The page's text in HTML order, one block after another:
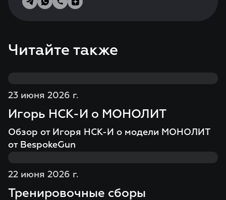
Читайте также
23 июня 2026 г.
Игорь НСК-И о МОНОЛИТ
Обзор от Игоря НСК-И о модели МОНОЛИТ
от BespokeGun
22 июня 2026 г.
Тренировочные сборы